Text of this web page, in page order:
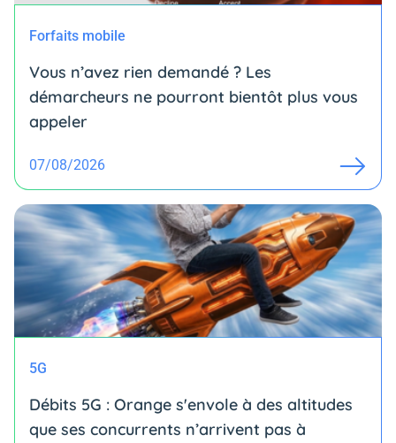
Forfaits mobile
Vous n’avez rien demandé ? Les
démarcheurs ne pourront bientôt plus vous
appeler
07/08/2026
5G
Débits 5G : Orange s'envole à des altitudes
que ses concurrents n’arrivent pas à